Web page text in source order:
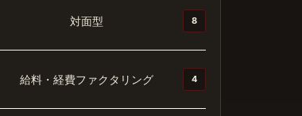
対面型 8
給料・経費ファクタリング 4